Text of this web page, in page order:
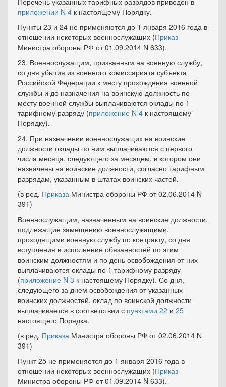
приложении N 4 к настоящему Порядку.
Пункты 23 и 24 не применяются до 1 января 2016 года в
отношении некоторых военнослужащих (Приказ
Министра обороны РФ от 01.09.2014 N 633).
23. Военнослужащим, призванным на военную службу,
со дня убытия из военного комиссариата субъекта
Российской Федерации к месту прохождения военной
службы и до назначения на воинскую должность по
месту военной службы выплачиваются оклады по 1
тарифному разряду (приложение N 4 к настоящему
Порядку).
24. При назначении военнослужащих на воинские
должности оклады по ним выплачиваются с первого
числа месяца, следующего за месяцем, в котором они
назначены на воинские должности, согласно тарифным
разрядам, указанным в штатах воинских частей.
(в ред. Приказа Министра обороны РФ от 02.06.2014 N
391)
Военнослужащим, назначенным на воинские должности,
подлежащие замещению военнослужащими,
проходящими военную службу по контракту, со дня
вступления в исполнение обязанностей по этим
воинским должностям и по день освобождения от них
выплачиваются оклады по 1 тарифному разряду
(приложение N 3 к настоящему Порядку). Со дня,
следующего за днем освобождения от указанных
воинских должностей, оклад по воинской должности
выплачивается в соответствии с пунктами 22 и 25
настоящего Порядка.
(в ред. Приказа Министра обороны РФ от 02.06.2014 N
391)
Пункт 25 не применяется до 1 января 2016 года в
отношении некоторых военнослужащих (Приказ
Министра обороны РФ от 01.09.2014 N 633).